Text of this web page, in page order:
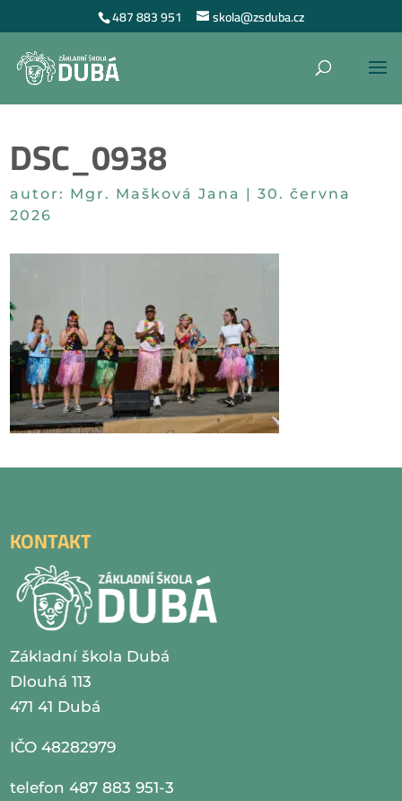
487 883 951 skola@zsduba.cz
DSC_0938
autor: Mgr. Mašková Jana |30. června
2026
KONTAKT
Základní škola Dubá
Dlouhá 113
471 41 Dubá
IČO 48282979
telefon 487 883 951-3